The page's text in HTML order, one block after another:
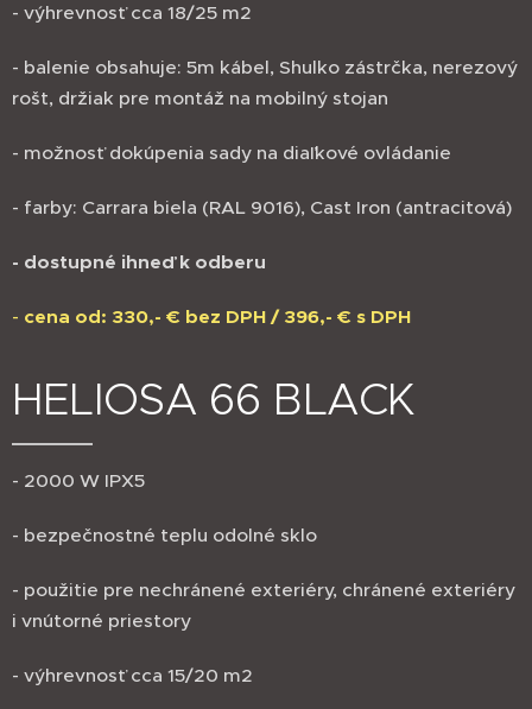
- výhrevnosť cca 18/25 m2
- balenie obsahuje: 5m kábel, Shulko zástrčka, nerezový
rošt, držiak pre montáž na mobilný stojan
- možnosť dokúpenia sady na diaľkové ovládanie
- farby: Carrara biela (RAL 9016), Cast Iron (antracitová)
- dostupné ihneď k odberu
- cena od: 330,- € bez DPH / 396,- € s DPH
HELIOSA 66 BLACK
- 2000 W IPX5
- bezpečnostné teplu odolné sklo
- použitie pre nechránené exteriéry, chránené exteriéry
i vnútorné priestory
- výhrevnosť cca 15/20 m2